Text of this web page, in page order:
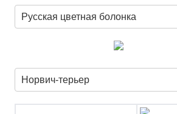
Русская цветная болонка
Норвич-терьер